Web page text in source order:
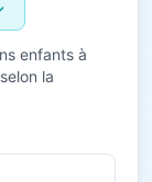
enfants à
la